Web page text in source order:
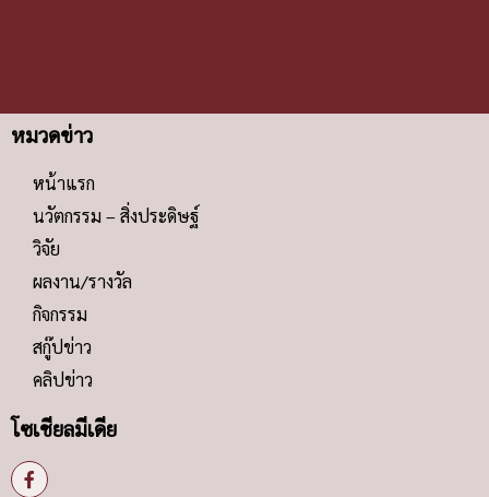
หมวดข่าว
หน้าแรก
นวัตกรรม – สิ่งประดิษฐ์
วิจัย
ผลงาน/รางวัล
กิจกรรม
สกู๊ปข่าว
คลิปข่าว
โซเชียลมีเดีย